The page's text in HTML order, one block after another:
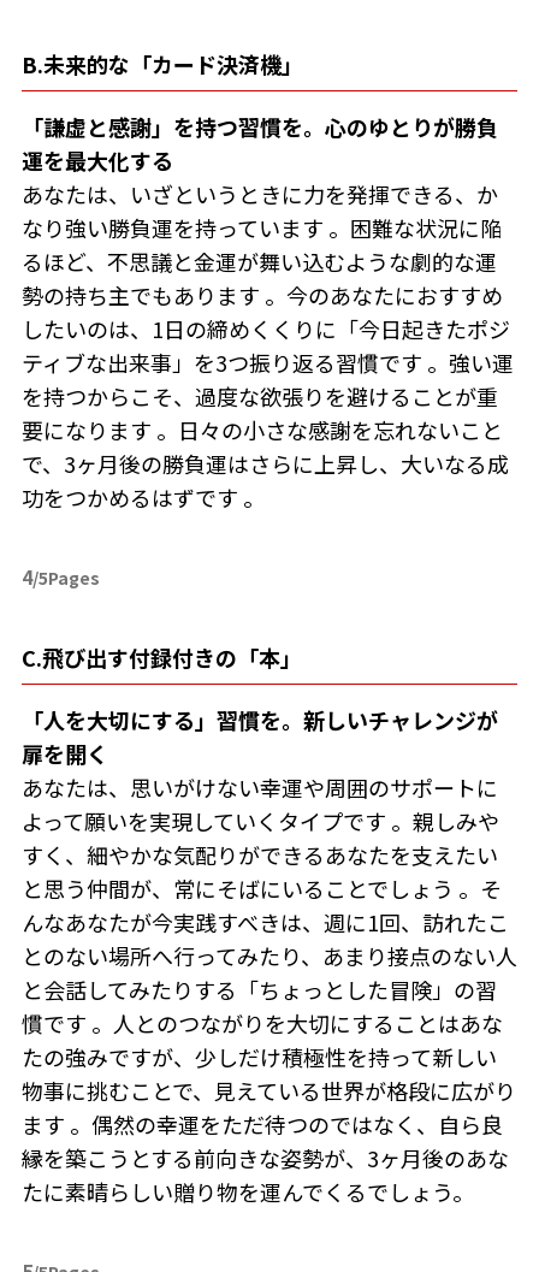
B.未来的な「カード決済機」
「謙虚と感謝」を持つ習慣を。心のゆとりが勝負
運を最大化する
あなたは、いざというときに力を発揮できる、か
なり強い勝負運を持っています 。困難な状況に陥
るほど、不思議と金運が舞い込むような劇的な運
勢の持ち主でもあります 。今のあなたにおすすめ
したいのは、1日の締めくくりに「今日起きたポジ
ティブな出来事」を3つ振り返る習慣です 。強い運
を持つからこそ、過度な欲張りを避けることが重
要になります 。日々の小さな感謝を忘れないこと
で、3ヶ月後の勝負運はさらに上昇し、大いなる成
功をつかめるはずです 。
4/5Pages
C.飛び出す付録付きの「本」
「人を大切にする」習慣を。新しいチャレンジが
扉を開く
あなたは、思いがけない幸運や周囲のサポートに
よって願いを実現していくタイプです 。親しみや
すく、細やかな気配りができるあなたを支えたい
と思う仲間が、常にそばにいることでしょう 。そ
んなあなたが今実践すべきは、週に1回、訪れたこ
とのない場所へ行ってみたり、あまり接点のない人
と会話してみたりする「ちょっとした冒険」の習
慣です 。人とのつながりを大切にすることはあな
たの強みですが、少しだけ積極性を持って新しい
物事に挑むことで、見えている世界が格段に広がり
ます 。偶然の幸運をただ待つのではなく、自ら良
縁を築こうとする前向きな姿勢が、3ヶ月後のあな
たに素晴らしい贈り物を運んでくるでしょう。